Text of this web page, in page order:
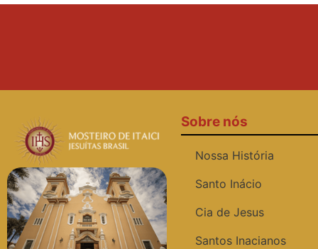
Sobre nós
Nossa História
Santo Inácio
Cia de Jesus
Santos Inacianos